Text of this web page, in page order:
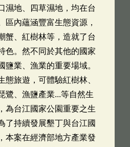
濕地、四草濕地，均在台
區內蘊涵豐富生態資源，
蟹、紅樹林等，造就了台
色。然不同於其他的國家
鹽業、漁業的重要場域。
態旅遊，可體驗紅樹林、
鷺、漁鹽產業...等自然生
為台江國家公園重要之生
了持續發展墾丁與台江國
本案在經濟部地方產業發